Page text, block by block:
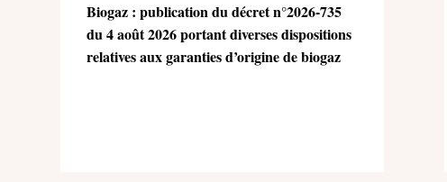
Biogaz : publication du décret n°2026-735
du 4 août 2026 portant diverses dispositions
relatives aux garanties d’origine de biogaz